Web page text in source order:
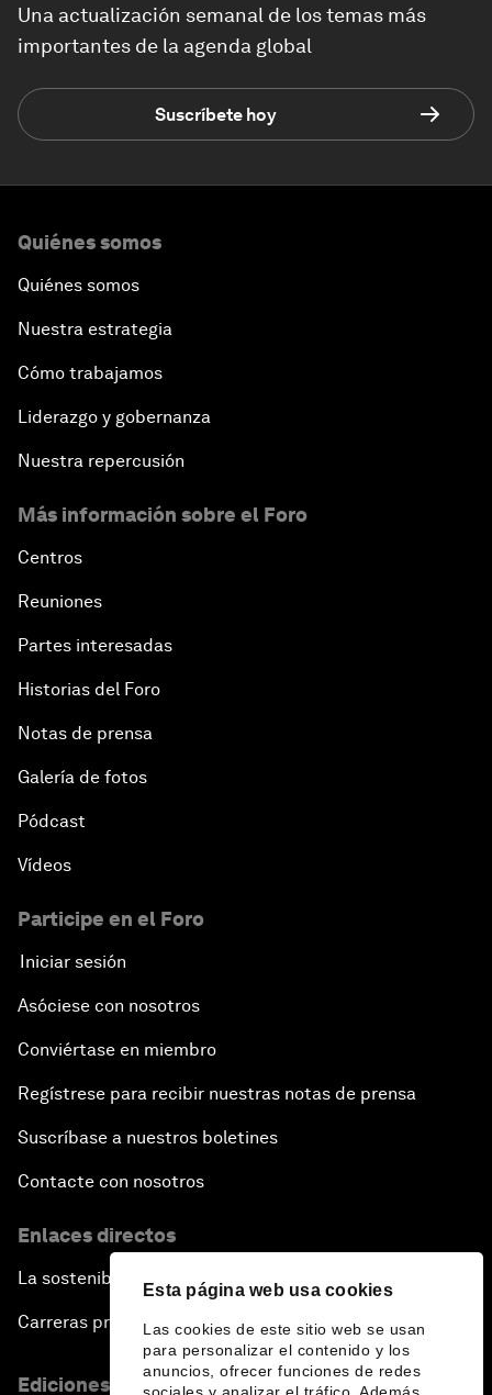
Esta página web usa cookies
Las cookies de este sitio web se usan
para personalizar el contenido y los
anuncios, ofrecer funciones de redes
Una actualización semanal de los temas más
importantes de la agenda global
Suscríbete hoy
Quiénes somos
Quiénes somos
Nuestra estrategia
Cómo trabajamos
Liderazgo y gobernanza
Nuestra repercusión
Más información sobre el Foro
Centros
Reuniones
Partes interesadas
Historias del Foro
Notas de prensa
Galería de fotos
Pódcast
Vídeos
Participe en el Foro
Iniciar sesión
Asóciese con nosotros
Conviértase en miembro
Regístrese para recibir nuestras notas de prensa
Suscríbase a nuestros boletines
Contacte con nosotros
Enlaces directos
La sostenibilidad en el Foro
Carreras profesionales
Ediciones en otros idiomas